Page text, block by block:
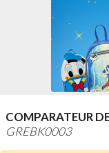
COMPARATEUR
GREBK0003